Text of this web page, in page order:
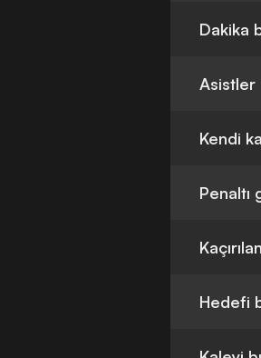
Dakika
Asistler
Kendi
Penaltı
Hedefi